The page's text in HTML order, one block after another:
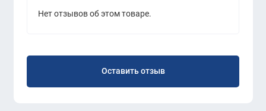
Нет отзывов об этом товаре.
Оставить отзыв